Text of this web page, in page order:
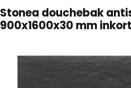
Stonea douchebak
900x1600x30 mm